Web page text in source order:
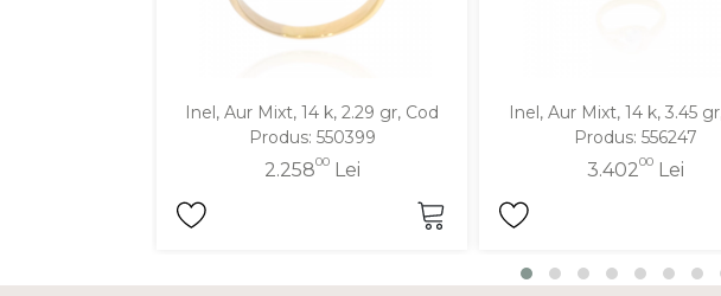
Aur roz
Inel, Aur Mixt, 14 k, 2.29 gr, Cod
Produs: 550399
2.25800Lei
Inel, Aur Mixt, 14 k, 3.45
Produs: 556247
3.40200Lei